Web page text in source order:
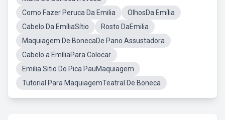
Como Fazer Peruca Da Emilia
OlhosDa Emília
Cabelo Da EmíliaSítio
Rosto DaEmilia
Maquiagem De BonecaDe Pano Assustadora
Cabelo a EmíliaPara Colocar
Emilia Sitio Do Pica PauMaquiagem
Tutorial Para MaquiagemTeatral De Boneca